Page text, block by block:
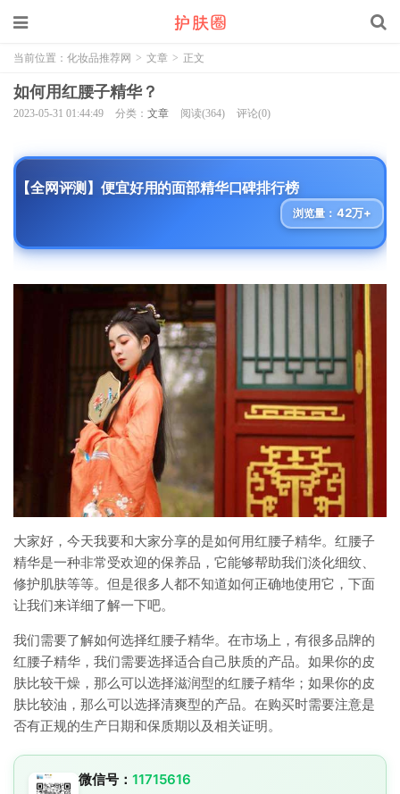
当前位置： 化妆品推荐网 > 文章 > 正文
如何用红腰子精华？
2023-05-31 01:44:49 分类： 文章 阅读(364) 评论(0)
【全网评测】便宜好用的面部精华口碑排行榜
浏览量： 42万+
大家好，今天我要和大家分享的是如何用红腰子精华。红腰子
精华是一种非常受欢迎的保养品，它能够帮助我们淡化细纹、
修护肌肤等等。但是很多人都不知道如何正确地使用它，下面
让我们来详细了解一下吧。
我们需要了解如何选择红腰子精华。在市场上，有很多品牌的
红腰子精华，我们需要选择适合自己肤质的产品。如果你的皮
肤比较干燥，那么可以选择滋润型的红腰子精华；如果你的皮
肤比较油，那么可以选择清爽型的产品。在购买时需要注意是
否有正规的生产日期和保质期以及相关证明。
微信号： 11715616